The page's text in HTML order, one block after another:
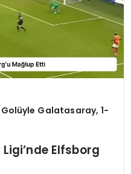
Galatasaray, 1-
Elfsborg